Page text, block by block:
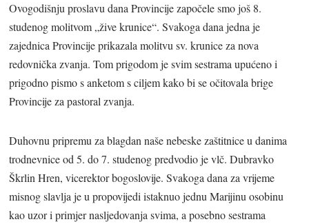
Ovogodišnju proslavu dana Provincije započele smo još 8.
studenog molitvom „žive krunice“. Svakoga dana jedna je
zajednica Provincije prikazala molitvu sv. krunice za nova
redovnička zvanja. Tom prigodom je svim sestrama upućeno i
prigodno pismo s anketom s ciljem kako bi se očitovala brige
Provincije za pastoral zvanja.
Duhovnu pripremu za blagdan naše nebeske zaštitnice u danima
trodnevnice od 5. do 7. studenog predvodio je vlč. Dubravko
Škrlin Hren, vicerektor bogoslovije. Svakoga dana za vrijeme
misnog slavlja je u propovijedi istaknuo jednu Marijinu osobinu
kao uzor i primjer nasljedovanja svima, a posebno sestrama